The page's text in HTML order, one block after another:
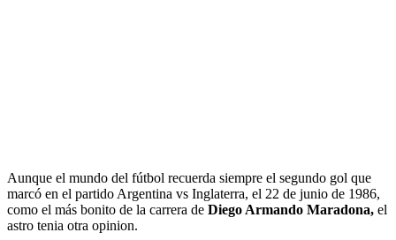
Aunque el mundo del fútbol recuerda siempre el segundo gol que
marcó en el partido Argentina vs Inglaterra, el 22 de junio de 1986,
como el más bonito de la carrera de Diego Armando Maradona, el
astro tenia otra opinion.